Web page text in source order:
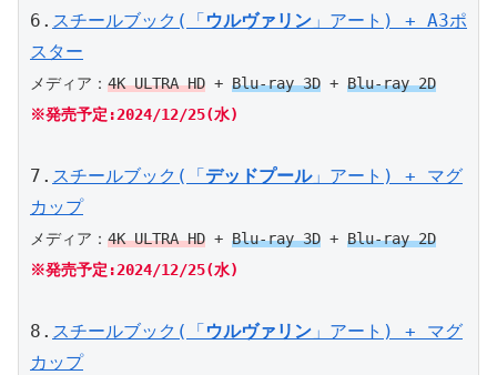
6. スチールブック(「ウルヴァリン 」アート) + A3ポ
スター
メディア： 4K ULTRA HD + Blu-ray 3D + Blu-ray 2D
※発売予定:2024/12/25(水)
7. スチールブック(「デッドプール」アート) + マグ
カップ
メディア： 4K ULTRA HD + Blu-ray 3D + Blu-ray 2D
※発売予定:2024/12/25(水)
8. スチールブック(「ウルヴァリン 」アート) + マグ
カップ